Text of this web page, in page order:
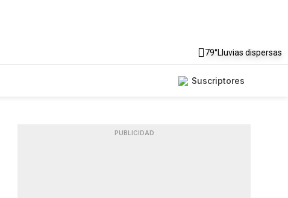
79°Lluvias dispersas
Suscriptores
PUBLICIDAD